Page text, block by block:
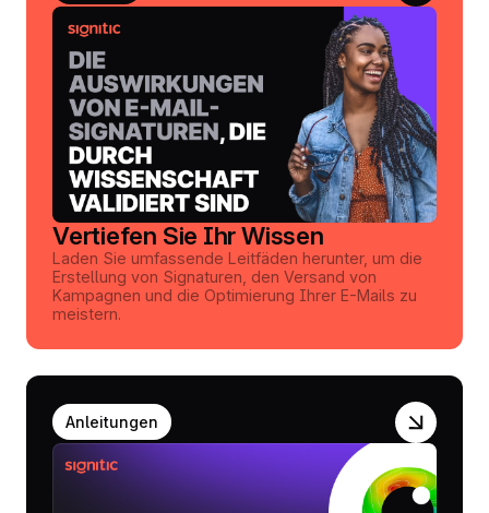
Vertiefen Sie Ihr Wissen
Laden Sie umfassende Leitfäden herunter, um die
Erstellung von Signaturen, den Versand von
Kampagnen und die Optimierung Ihrer E-Mails zu
meistern.
Anleitungen